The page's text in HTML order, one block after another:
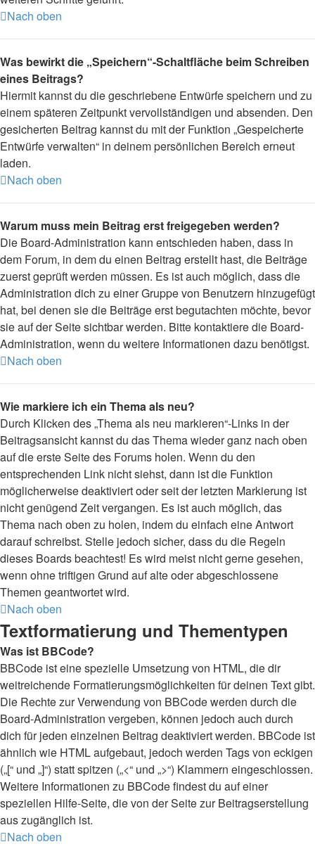
Nach oben
Was bewirkt die „Speichern“-Schaltfläche beim Schreiben
eines Beitrags?
Hiermit kannst du die geschriebene Entwürfe speichern und zu
einem späteren Zeitpunkt vervollständigen und absenden. Den
gesicherten Beitrag kannst du mit der Funktion „Gespeicherte
Entwürfe verwalten“ in deinem persönlichen Bereich erneut
laden.
Nach oben
Warum muss mein Beitrag erst freigegeben werden?
Die Board-Administration kann entschieden haben, dass in
dem Forum, in dem du einen Beitrag erstellt hast, die Beiträge
zuerst geprüft werden müssen. Es ist auch möglich, dass die
Administration dich zu einer Gruppe von Benutzern hinzugefügt
hat, bei denen sie die Beiträge erst begutachten möchte, bevor
sie auf der Seite sichtbar werden. Bitte kontaktiere die Board-
Administration, wenn du weitere Informationen dazu benötigst.
Nach oben
Wie markiere ich ein Thema als neu?
Durch Klicken des „Thema als neu markieren“-Links in der
Beitragsansicht kannst du das Thema wieder ganz nach oben
auf die erste Seite des Forums holen. Wenn du den
entsprechenden Link nicht siehst, dann ist die Funktion
möglicherweise deaktiviert oder seit der letzten Markierung ist
nicht genügend Zeit vergangen. Es ist auch möglich, das
Thema nach oben zu holen, indem du einfach eine Antwort
darauf schreibst. Stelle jedoch sicher, dass du die Regeln
dieses Boards beachtest! Es wird meist nicht gerne gesehen,
wenn ohne triftigen Grund auf alte oder abgeschlossene
Themen geantwortet wird.
Nach oben
Textformatierung und Thementypen
Was ist BBCode?
BBCode ist eine spezielle Umsetzung von HTML, die dir
weitreichende Formatierungsmöglichkeiten für deinen Text gibt.
Die Rechte zur Verwendung von BBCode werden durch die
Board-Administration vergeben, können jedoch auch durch
dich für jeden einzelnen Beitrag deaktiviert werden. BBCode ist
ähnlich wie HTML aufgebaut, jedoch werden Tags von eckigen
(„[“ und „]“) statt spitzen („<“ und „>“) Klammern eingeschlossen.
Weitere Informationen zu BBCode findest du auf einer
speziellen Hilfe-Seite, die von der Seite zur Beitragserstellung
aus zugänglich ist.
Nach oben